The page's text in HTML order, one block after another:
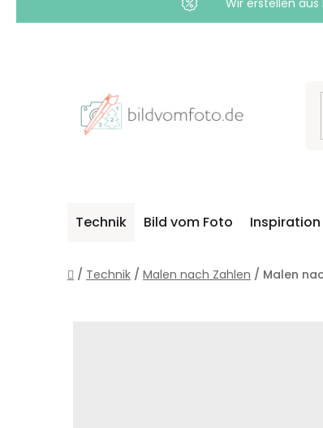
Wir erstellen
Technik Bild vom Foto Inspiration
Startseite
/ Technik / Malen nach Zahlen / Malen